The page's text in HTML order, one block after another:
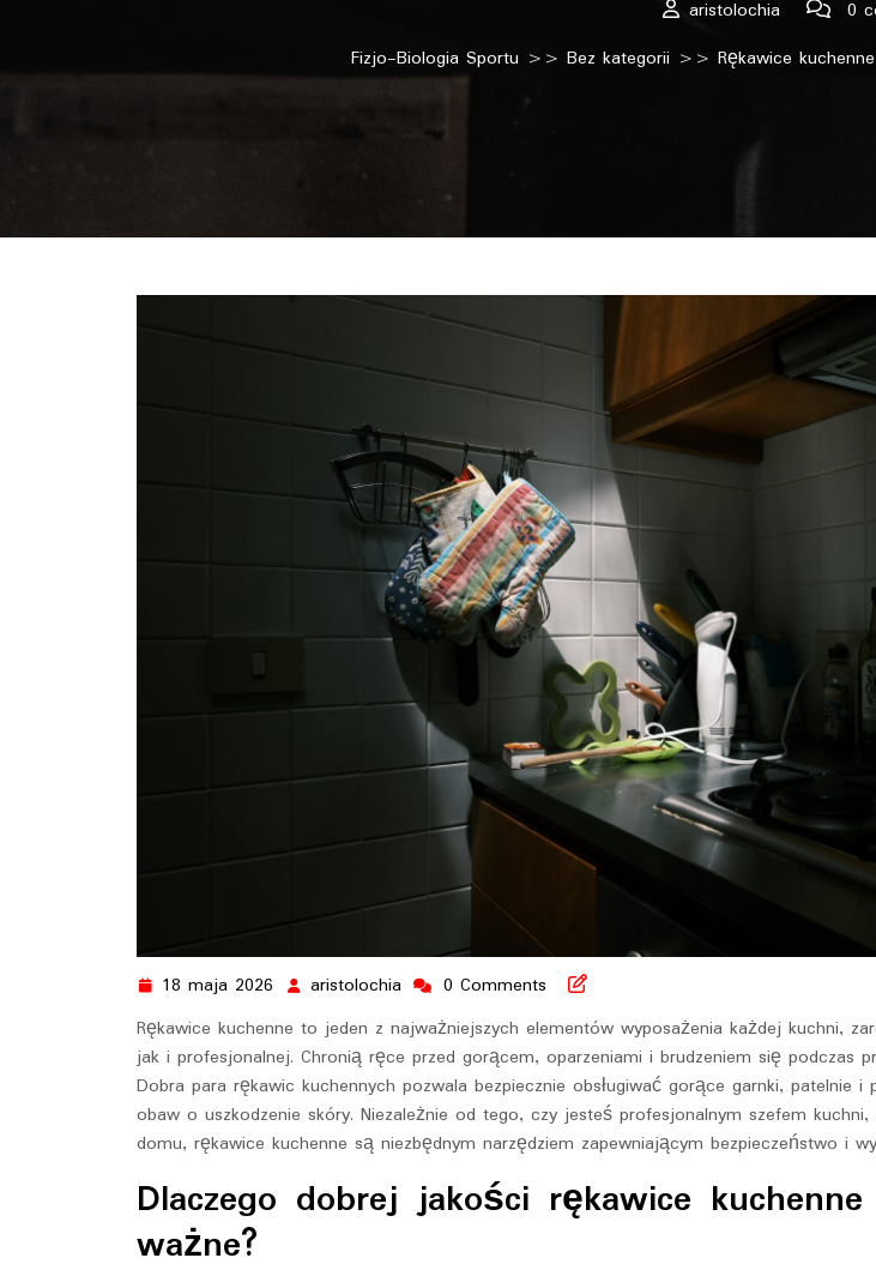
aristolochia
0
Fizjo-Biologia Sportu >> Bez kategorii >> Rękawice
18 maja 2026 18
maja
2026
aristolochia aristolochia
0 Comments
Rękawice kuchenne to jeden z najważniejszych elementów wyposażenia każdej kuchni,
jak i profesjonalnej. Chronią ręce przed gorącem, oparzeniami i brudzeniem się podczas
Dobra para rękawic kuchennych pozwala bezpiecznie obsługiwać gorące garnki, patelnie i
obaw o uszkodzenie skóry. Niezależnie od tego, czy jesteś profesjonalnym szefem
domu, rękawice kuchenne są niezbędnym narzędziem zapewniającym bezpieczeństwo i
Dlaczego dobrej jakości rękawice
ważne?